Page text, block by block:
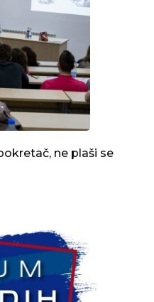
ne plaši se